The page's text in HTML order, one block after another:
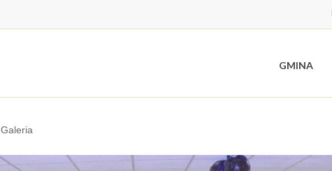
GMINA
Galeria